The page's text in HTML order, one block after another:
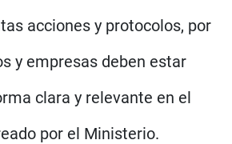
acciones y protocolos, por
y empresas deben estar
clara y relevante en el
por el Ministerio.